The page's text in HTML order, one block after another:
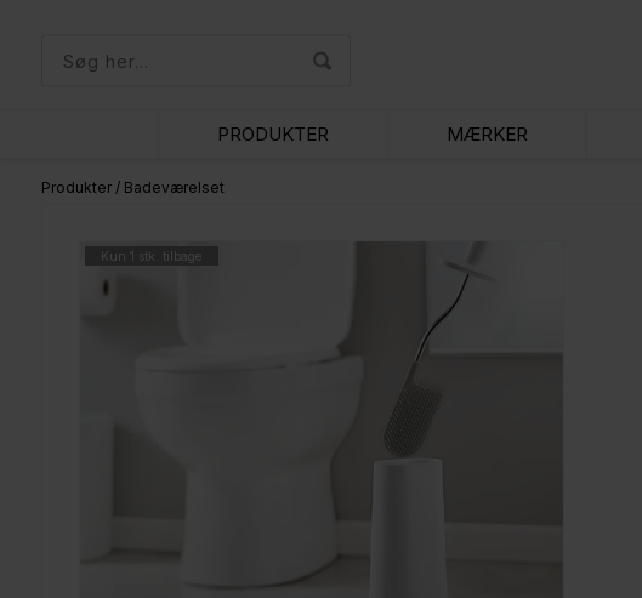
PRODUKTER MÆRKER
Produkter/ Badeværelset
Kun 1 stk. tilbage